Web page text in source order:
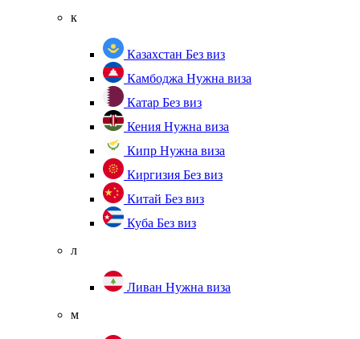
к
Казахстан Без виз
Камбоджа Нужна виза
Катар Без виз
Кения Нужна виза
Кипр Нужна виза
Киргизия Без виз
Китай Без виз
Куба Без виз
л
Ливан Нужна виза
м